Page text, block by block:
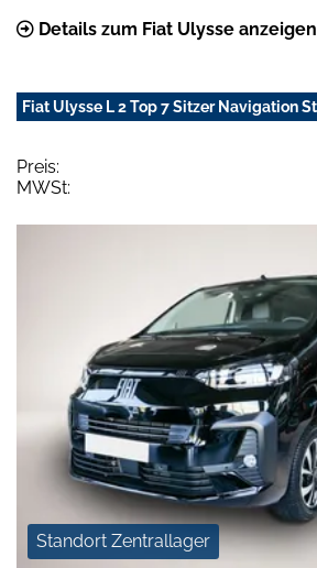
Details zum Fiat Ulysse anzeigen
Fiat Ulysse L 2 Top 7 Sitzer Navigation
Preis:
MWSt:
Standort Zentrallager